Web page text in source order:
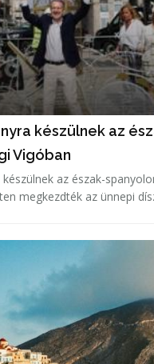
készülnek az
Vigóban
az észak-
megkezdték az ünnepi